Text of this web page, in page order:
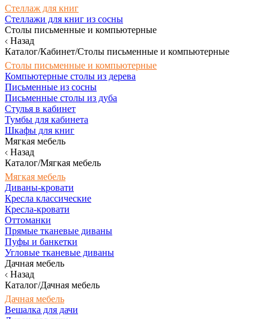
Стеллаж для книг
Стеллажи для книг из сосны
Столы письменные и компьютерные
Назад
Каталог/Кабинет/Столы письменные и компьютерные
Столы письменные и компьютерные
Компьютерные столы из дерева
Письменные из сосны
Письменные столы из дуба
Стулья в кабинет
Тумбы для кабинета
Шкафы для книг
Мягкая мебель
Назад
Каталог/Мягкая мебель
Мягкая мебель
Диваны-кровати
Кресла классические
Кресла-кровати
Оттоманки
Прямые тканевые диваны
Пуфы и банкетки
Угловые тканевые диваны
Дачная мебель
Назад
Каталог/Дачная мебель
Дачная мебель
Вешалка для дачи